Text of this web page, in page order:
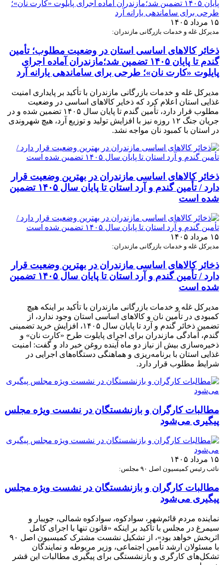
۱۵ مرداد ۱۴۰۵
مدیرکل غله و خدمات بازرگانی مازندران:
ذخائر کالاهای اساسی استان در وضعیت مطلوب؛ تأمین
گندم تا پایان ۱۴۰۵ تضمین شد؛مازندران آماده اجرای
پایلوت «کارت نان»؛ طرحی برای ساماندهی یارانه آرد
مدیرکل غله و خدمات بازرگانی مازندران با تأکید بر پایداری امنیت
غذایی استان اعلام کرد که ذخایر کالاهای اساسی در وضعیت
مطلوب قرار دارد، تأمین گندم تا پایان سال ۱۴۰۵ تضمین شده و در
جریان جنگ ۱۲ روزه نیز با افزایش تولید و توزیع آرد، هیچ شهروندی
در استان با کمبود نان مواجه نشد.
ذخائر کالاهای اساسی مازندران در بهترین وضعیت قرار
دارد / تأمین گندم و آرد استان تا پایان سال ۱۴۰۵ تضمین
شده است
۱۵ مرداد ۱۴۰۵
مدیرکل غله و خدمات بازرگانی مازندران:
ذخائر کالاهای اساسی مازندران در بهترین وضعیت قرار
دارد / تأمین گندم و آرد استان تا پایان سال ۱۴۰۵ تضمین
شده است
مدیرکل غله و خدمات بازرگانی مازندران با تأکید بر اینکه هیچ
کمبودی در تأمین نان و کالاهای اساسی استان وجود ندارد، از
تضمین ذخائر گندم و آرد تا پایان سال ۱۴۰۵، افزایش خرید تضمینی
گندم، آمادگی مازندران برای اجرای پایلوت طرح «کارت نان» و
ذخیره‌سازی بیش از نیاز دو ماه آینده روغن خبر داد و گفت: امنیت
غذایی استان با برنامه‌ریزی و هماهنگی دستگاه‌های اجرایی در
شرایط مطلوب قرار دارد.
مطالبات کارگران و بازنشستگان در نشست ویژه مجلس
پیگیری می‌شود
۱۵ مرداد ۱۴۰۵
نائب رئیس کمیسیون اصل ۹۰ مجلس:
مطالبات کارگران و بازنشستگان در نشست ویژه مجلس
پیگیری می‌شود
نماینده مردم قائم‌شهر، سوادکوه، سوادکوه شمالی، جویبار و
سیمرغ در مجلس با تأکید بر اینکه «قانون تنها با اجرای کامل
اثربخش خواهد بود»، از تشکیل نشست مشترک کمیسیون اصل ۹۰
با مسئولان ارشد تأمین اجتماعی، وزیر مربوطه و نمایندگان
تشکل‌های کارگری و بازنشستگی برای پیگیری مطالبات این قشر